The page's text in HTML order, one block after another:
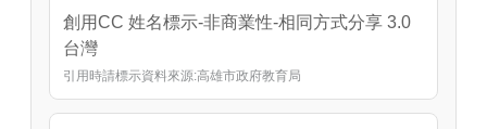
創用CC 姓名標示-非商業性-相同方式分享 3.0
台灣
引用時請標示資料來源:高雄市政府教育局